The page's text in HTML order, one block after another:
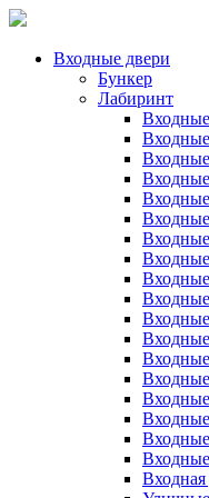
Входные двери
Бункер
Лабиринт
Входная